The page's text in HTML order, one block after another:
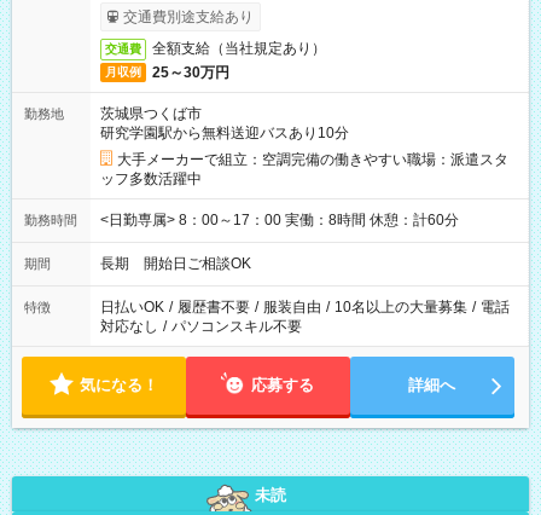
交通費別途支給あり
交通費 全額支給（当社規定あり）
月収例 25～30万円
勤務地
茨城県つくば市
研究学園駅から無料送迎バスあり10分
大手メーカーで組立：空調完備の働きやすい職場：派遣スタ
ッフ多数活躍中
勤務時間 <日勤専属> 8：00～17：00 実働：8時間 休憩：計60分
期間 長期 開始日ご相談OK
特徴 日払いOK / 履歴書不要 / 服装自由 / 10名以上の大量募集 / 電話
対応なし / パソコンスキル不要
気になる！ 応募する 詳細へ
未読